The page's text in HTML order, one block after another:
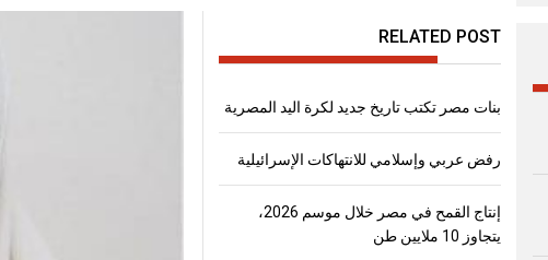
RELATED POST
بنات مصر تكتب تاريخ جديد لكرة اليد المصرية
رفض عربي وإسلامي للانتهاكات الإسرائيلية
إنتاج القمح في مصر خلال موسم 2026،
يتجاوز 10 ملايين طن